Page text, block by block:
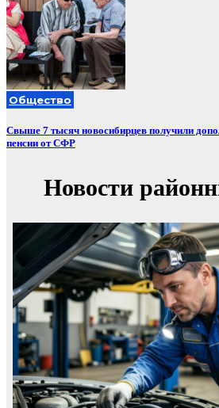
Общество
Свыше 7 тысяч новосибирцев получили
пенсии от СФР